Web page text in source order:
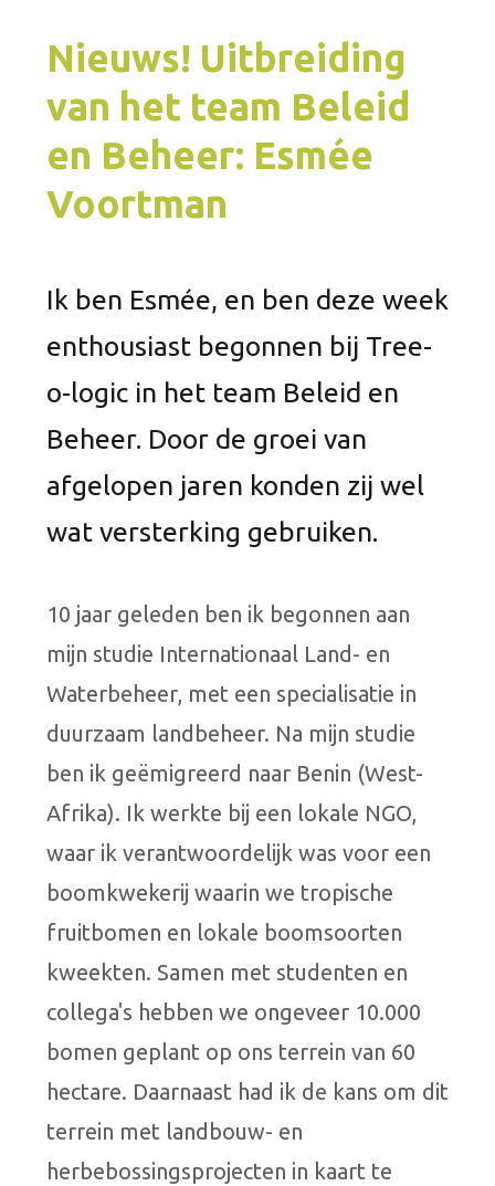
Nieuws! Uitbreiding
van het team Beleid
en Beheer: Esmée
Voortman
Ik ben Esmée, en ben deze week
enthousiast begonnen bij Tree-
o-logic in het team Beleid en
Beheer. Door de groei van
afgelopen jaren konden zij wel
wat versterking gebruiken.
10 jaar geleden ben ik begonnen aan
mijn studie Internationaal Land- en
Waterbeheer, met een specialisatie in
duurzaam landbeheer. Na mijn studie
ben ik geëmigreerd naar Benin (West-
Afrika). Ik werkte bij een lokale NGO,
waar ik verantwoordelijk was voor een
boomkwekerij waarin we tropische
fruitbomen en lokale boomsoorten
kweekten. Samen met studenten en
collega's hebben we ongeveer 10.000
bomen geplant op ons terrein van 60
hectare. Daarnaast had ik de kans om dit
terrein met landbouw- en
herbebossingsprojecten in kaart te